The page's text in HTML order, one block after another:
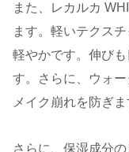
また、レカルカ
ます。軽いテクス
軽やかです。伸び
す。さらに、ウォー
メイク崩れを防ぎま
さらに、保湿成分